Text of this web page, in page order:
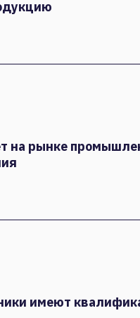
на рынке
имеют